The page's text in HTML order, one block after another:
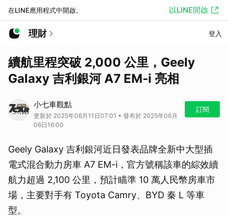
在LINE應用程式中開啟。 以LINE開啟
理財 登入
續航里程突破 2,000 公里，Geely
Galaxy 吉利銀河 A7 EM-i 亮相
小七車觀點
更新於 2025年06月11日07:01 • 發布於 2025年06月
06日16:00
訂閱
Geely Galaxy 吉利銀河近日發表品牌全新中大型插
電式混合動力房車 A7 EM-i，官方號稱該車的綜效續
航力超過 2,100 公里，預計瞄準 10 萬人民幣房車市
場，主要對手有 Toyota Camry、BYD 秦 L 等車
型。